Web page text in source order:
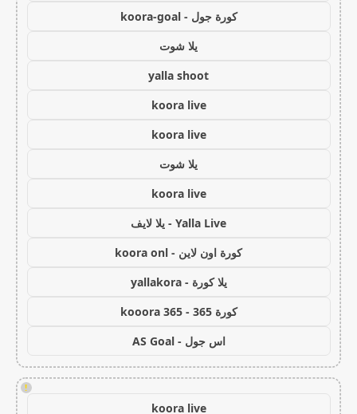
كورة جول - koora-goal
يلا شوت
yalla shoot
koora live
koora live
يلا شوت
koora live
Yalla Live - يلا لايف
كورة اون لاين - koora onl
يلا كورة - yallakora
كورة 365 - kooora 365
اس جول - AS Goal
!
koora live